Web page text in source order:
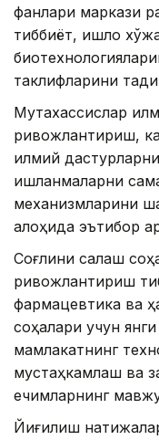
фанлари маркази
тиббиёт, қишлоқ
таклифларини
Мутахассислар
ривожлантириш,
илмий
ишланмаларни
механизмларини
алоҳида эътибор
Соғлиқни сақлаш
ривожлантириш
фармацевтика ва
соҳалари учун
мамлакатнинг
мустаҳкамлаш ва
ечимларнинг
Йиғилиш